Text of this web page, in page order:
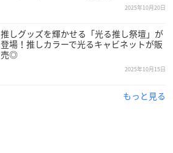
2025年10月20日
推しグッズを輝かせる「光る推し祭壇」が
登場！推しカラーで光るキャビネットが販
売◎
2025年10月15日
もっと見る